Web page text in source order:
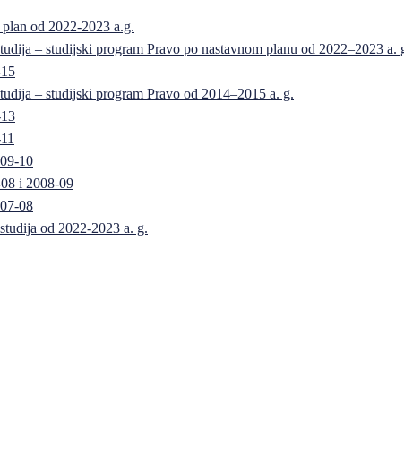
od 2022-2023 a.g.
– studijski program Pravo po nastavnom planu od 2022–2023 a.
– studijski program Pravo od 2014–2015 a. g.
10
i 2008-09
08
od 2022-2023 a. g.